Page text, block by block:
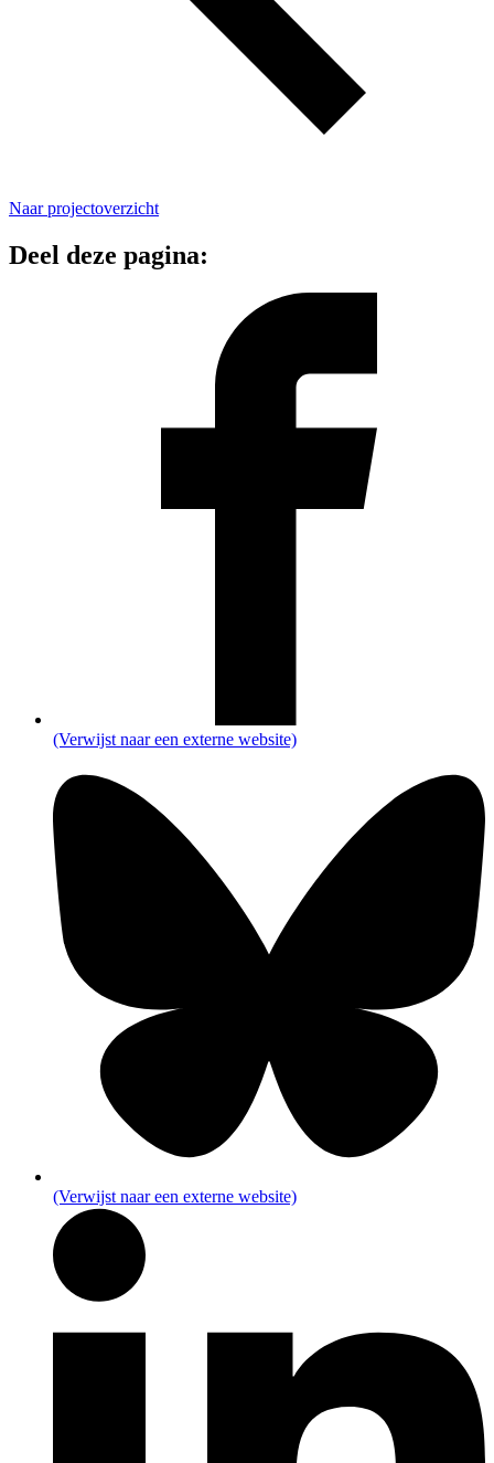
Naar projectoverzicht
Deel deze pagina:
(Verwijst naar een externe website)
(Verwijst naar een externe website)